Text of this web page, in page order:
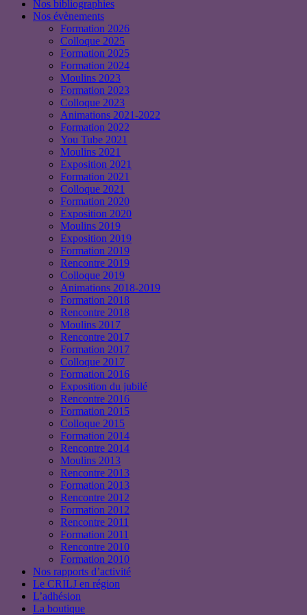
Nos bibliographies
Nos évènements
Formation 2026
Colloque 2025
Formation 2025
Formation 2024
Moulins 2023
Formation 2023
Colloque 2023
Animations 2021-2022
Formation 2022
You Tube 2021
Moulins 2021
Exposition 2021
Formation 2021
Colloque 2021
Formation 2020
Exposition 2020
Moulins 2019
Exposition 2019
Formation 2019
Rencontre 2019
Colloque 2019
Animations 2018-2019
Formation 2018
Rencontre 2018
Moulins 2017
Rencontre 2017
Formation 2017
Colloque 2017
Formation 2016
Exposition du jubilé
Rencontre 2016
Formation 2015
Colloque 2015
Formation 2014
Rencontre 2014
Moulins 2013
Rencontre 2013
Formation 2013
Rencontre 2012
Formation 2012
Rencontre 2011
Formation 2011
Rencontre 2010
Formation 2010
Nos rapports d’activité
Le CRILJ en région
L’adhésion
La boutique